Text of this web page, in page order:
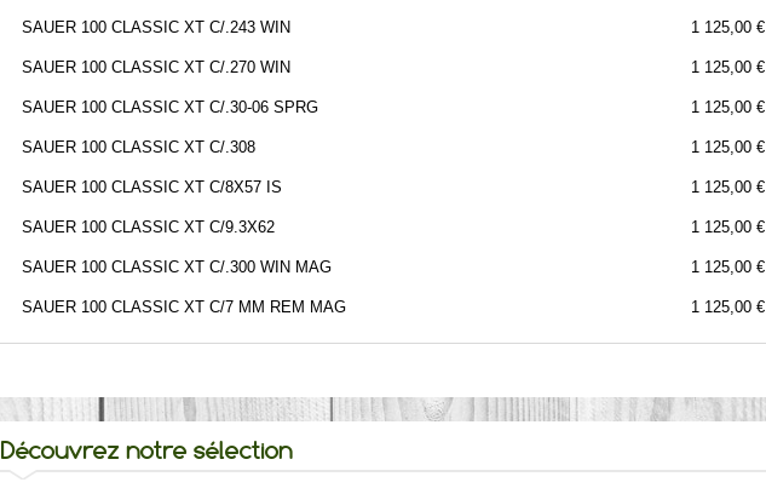
SAUER 100 CLASSIC XT C/.243 WIN 1 125,00 €
SAUER 100 CLASSIC XT C/.270 WIN 1 125,00 €
SAUER 100 CLASSIC XT C/.30-06 SPRG 1 125,00 €
SAUER 100 CLASSIC XT C/.308 1 125,00 €
SAUER 100 CLASSIC XT C/8X57 IS 1 125,00 €
SAUER 100 CLASSIC XT C/9.3X62 1 125,00 €
SAUER 100 CLASSIC XT C/.300 WIN MAG 1 125,00 €
SAUER 100 CLASSIC XT C/7 MM REM MAG 1 125,00 €
Découvrez notre sélection